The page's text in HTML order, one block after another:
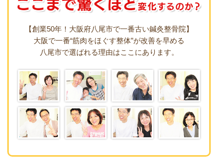
【創業50年！大阪府八尾市で一番古い鍼灸整骨院】
大阪で一番“筋肉をほぐす整体”が改善を早める
八尾市で選ばれる理由はここにあります。